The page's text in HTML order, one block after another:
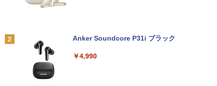
Anker Soundcore P31i ブラック
￥4,990